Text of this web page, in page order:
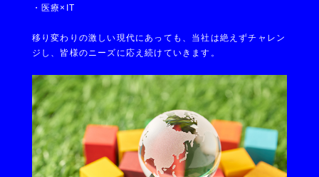
・医療×IT
移り変わりの激しい現代にあっても、当社は絶えずチャレン
ジし、皆様のニーズに応え続けていきます。